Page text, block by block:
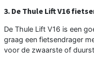
3. De Thule Lift V16
De Thule Lift V16 is een
graag een fietsendrager
voor de zwaarste of